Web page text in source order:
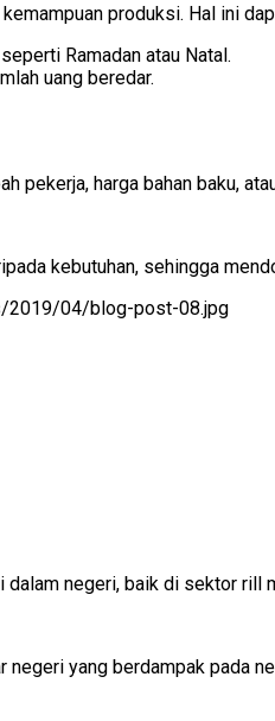
produksi. Hal ini
Ramadan atau Natal.
uang beredar.
pekerja, harga bahan baku,
kebutuhan, sehingga
negeri, baik di sektor rill
yang berdampak pada